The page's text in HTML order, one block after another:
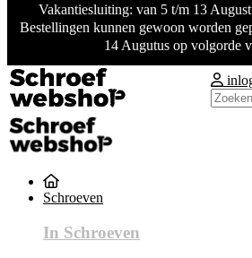
Vakantiesluiting: van 5 t/m 13
Bestellingen kunnen gewoon worden
14 Augutus op volgorde
Schroeven
In Schroeven